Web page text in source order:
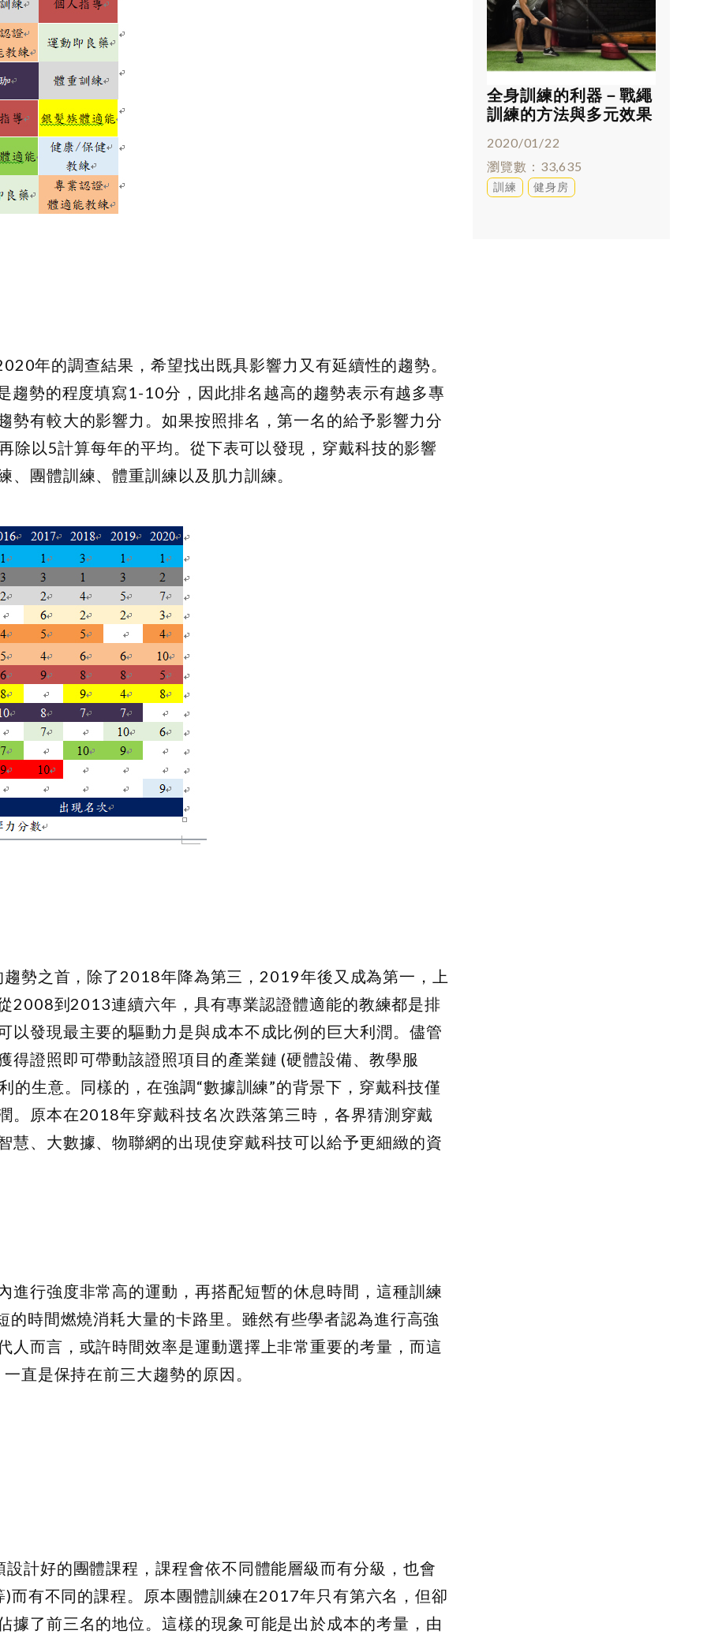
年的調查結果，希望找出既具影響力又有延續性的趨勢。
趨勢的程度填寫1-10分，因此排名越高的趨勢表示有越多專
勢有較大的影響力。如果按照排名，第一名的給予影響力分
除以5計算每年的平均。從下表可以發現，穿戴科技的影響
團體訓練、體重訓練以及肌力訓練。
勢之首，除了2018年降為第三，2019年後又成為第一，上
2008到2013連續六年，具有專業認證體適能的教練都是排
以發現最主要的驅動力是與成本不成比例的巨大利潤。儘管
得證照即可帶動該證照項目的產業鏈 (硬體設備、教學服
生意。同樣的，在強調“數據訓練”的背景下，穿戴科技僅
。原本在2018年穿戴科技名次跌落第三時，各界猜測穿戴
慧、大數據、物聯網的出現使穿戴科技可以給予更細緻的資
進行強度非常高的運動，再搭配短暫的休息時間，這種訓練
的時間燃燒消耗大量的卡路里。雖然有些學者認為進行高強
人而言，或許時間效率是運動選擇上非常重要的考量，而這
直是保持在前三大趨勢的原因。
計好的團體課程，課程會依不同體能層級而有分級，也會
而有不同的課程。原本團體訓練在2017年只有第六名，但卻
據了前三名的地位。這樣的現象可能是出於成本的考量，由
全身訓練的利器－戰繩
訓練的方法與多元效果
2020/01/22
瀏覽數
33,635
訓練 健身房